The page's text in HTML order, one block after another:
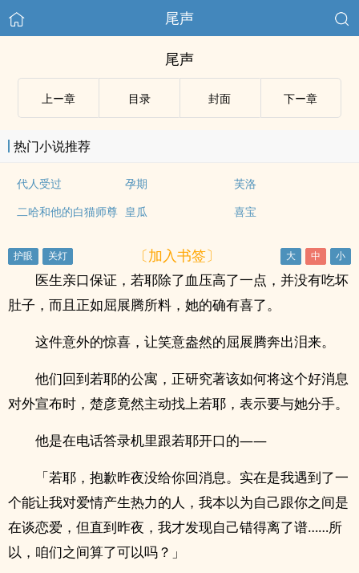
尾声
尾声
上ー章 目录 封面 下ー章
热门小说推荐
代人受过 孕期
芙洛
二哈和他的白猫师尊 皇瓜 喜宝
〔加入书签〕
医生亲口保证，若耶除了血压高了一点，并没有吃坏
肚子，而且正如屈展腾所料，她的确有喜了。
这件意外的惊喜，让笑意盎然的屈展腾奔出泪来。
他们回到若耶的公寓，正研究著该如何将这个好消息
对外宣布时，楚彦竟然主动找上若耶，表示要与她分手。
他是在电话答录机里跟若耶开口的——
「若耶，抱歉昨夜没给你回消息。实在是我遇到了一
个能让我对爱情产生热力的人，我本以为自己跟你之间是
在谈恋爱，但直到昨夜，我才发现自己错得离了谱……所
以，咱们之间算了可以吗？」